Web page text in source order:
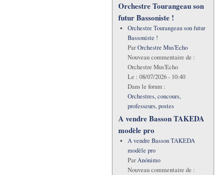
Orchestre Tourangeau son
futur Bassoniste !
Orchestre Tourangeau son futur
Bassoniste !
ParOrchestre Mus'Echo
Nouveau commentaire de :
Orchestre Mus'Echo
Le : 08/07/2026 - 10:40
Dans le forum :
Orchestres, concours,
professeurs, postes
A vendre Basson TAKEDA
modèle pro
A vendre Basson TAKEDA
modèle pro
ParAnónimo
Nouveau commentaire de :